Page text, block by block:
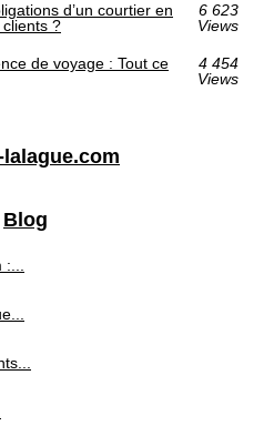
d’un courtier en
?
6 623
Views
de voyage : Tout ce
4 454
Views
lalague.com
Blog
:...